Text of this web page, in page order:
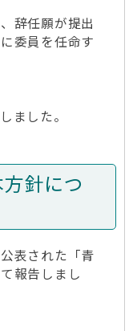
辞任願が提出
委員を任命す
した。
針につ
表された「青
報告しまし